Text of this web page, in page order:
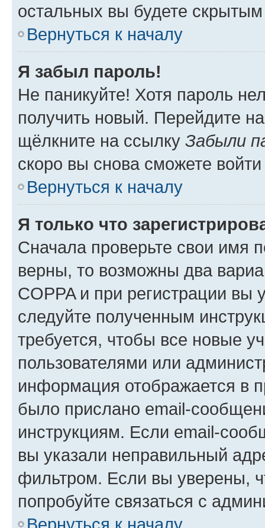
остальных вы будете
Вернуться к началу
Я забыл пароль!
Не паникуйте! Хотя пароль
получить новый. Перейдите
щёлкните на ссылку Забыли
скоро вы снова сможете
Вернуться к началу
Я только что
Сначала проверьте свои имя
верны, то возможны два
COPPA и при регистрации вы
следуйте полученным
требуется, чтобы все новые
пользователями или
информация отображается в
было прислано email-
инструкциям. Если email-
вы указали неправильный
фильтром. Если вы уверены,
попробуйте связаться с
Вернуться к началу